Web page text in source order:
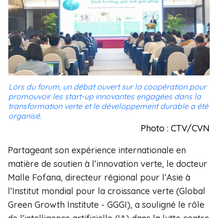
Lors du forum, un débat ouvert sur la coopération pour
promouvoir les start-up innovantes engagées dans la
transformation verte et le développement durable a été
organisé.
Photo : CTV/CVN
Partageant son expérience internationale en
matière de soutien à l’innovation verte, le docteur
Malle Fofana, directeur régional pour l’Asie à
l’Institut mondial pour la croissance verte (Global
Green Growth Institute - GGGI), a souligné le rôle